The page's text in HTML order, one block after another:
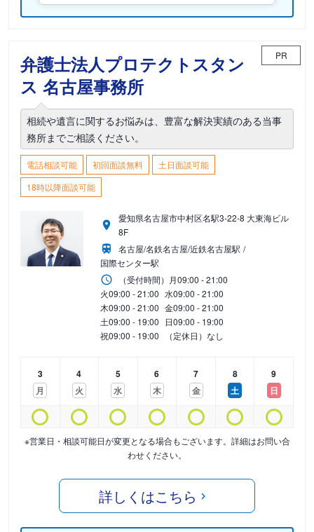
弁護士法人プロテクトスタン
ス 名古屋事務所
PR
相続や遺言に関するお悩みは、豊富な解決実績のある当事
務所までご相談ください。
電話相談可能 初回面談無料
土日面談可能
18時以降面談可能
愛知県名古屋市中村区名駅3-22-8 大東海ビル
8F
名古屋/名鉄名古屋/近鉄名古屋駅
国際センター駅
（受付時間） 月09:00 - 21:00
火09:00 - 21:00 水09:00 - 21:00
木09:00 - 21:00 金09:00 - 21:00
土09:00 - 19:00 日09:00 - 19:00
祝09:00 - 19:00 （定休日）なし
3
月
4
火
5
水
6
木
7
金
8
土
9
日
※営業日・相談可能日が変更となる場合もございます。詳細はお問い合
わせください。
詳しくはこちら